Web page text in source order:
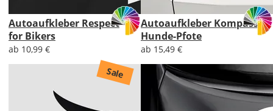
Autoaufkleber Respect
for Bikers
ab 10,99 €
Autoaufkleber Kompass
Hunde-Pfote
ab 15,49 €
Sale